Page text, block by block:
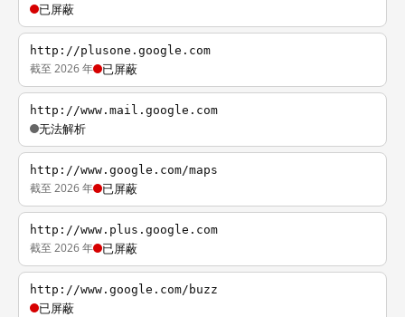
已屏蔽
http://plusone.google.com
截至 2026 年 已屏蔽
http://www.mail.google.com
无法解析
http://www.google.com/maps
截至 2026 年 已屏蔽
http://www.plus.google.com
截至 2026 年 已屏蔽
http://www.google.com/buzz
已屏蔽